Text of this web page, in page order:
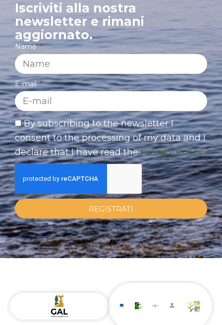
Iscriviti alla nostra
newsletter e rimani
aggiornato.
Name
E-mail
By subscribing to the newsletter I
consent to the processing of my data and I
declare that I have read thePrivacy Policy
REGISTRATI